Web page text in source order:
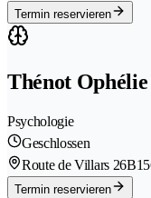
Termin reservieren
Thénot Ophélie
Psychologie
Geschlossen
Route de Villars 26B
Termin reservieren